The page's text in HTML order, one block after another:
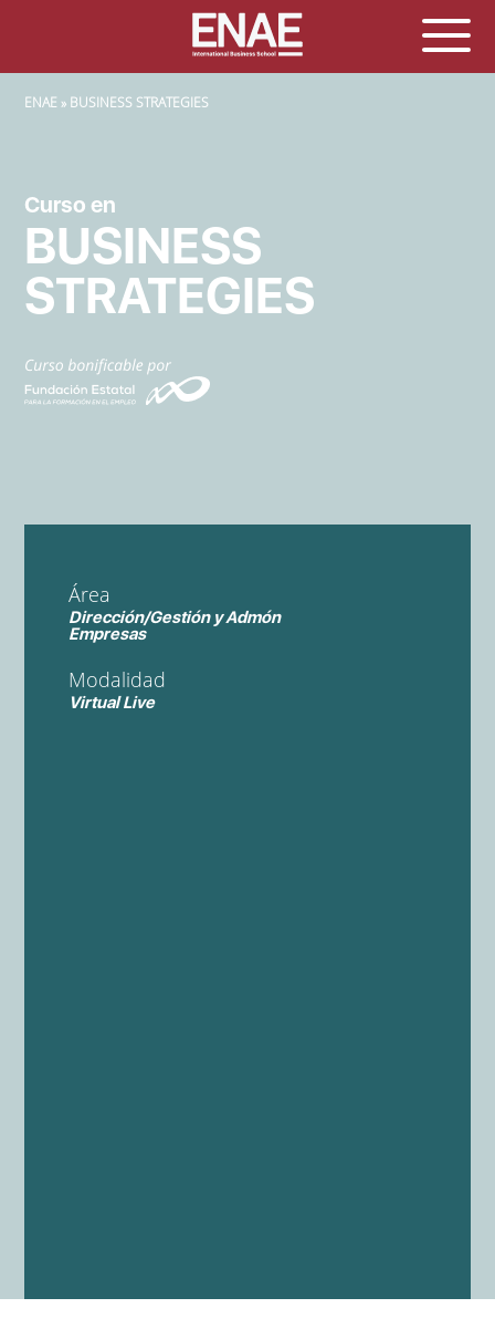
SOBRESCRIBIR ENLACES DE AYUDA A LA NAVEGACIÓN
ENAE BUSINESS STRATEGIES
Curso en
BUSINESS
STRATEGIES
Área
Dirección/Gestión y Admón
Empresas
Modalidad
Virtual Live